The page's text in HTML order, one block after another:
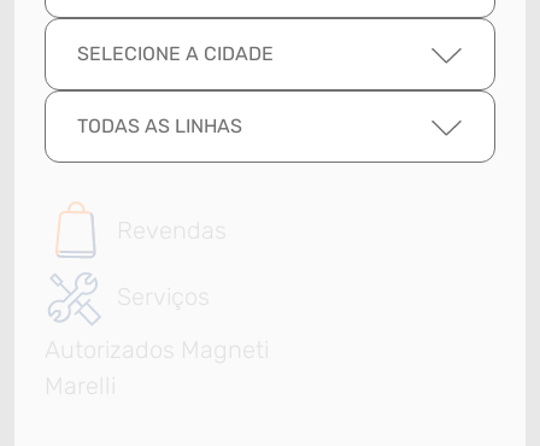
SELECIONE A CIDADE
TODAS AS LINHAS
Revendas
Serviços
Autorizados Magneti
Marelli